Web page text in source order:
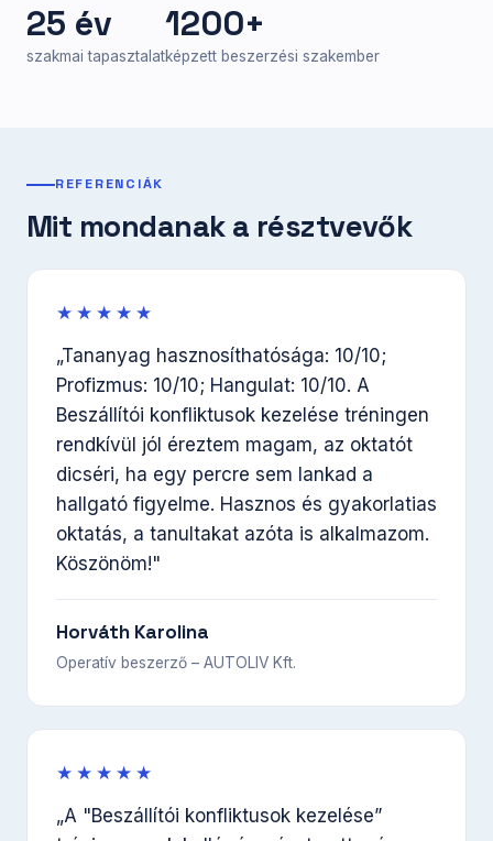
25 év
szakmai tapasztalat
1200+
képzett beszerzési szakember
REFERENCIÁK
Mit mondanak a résztvevők
★★★★★
„Tananyag hasznosíthatósága: 10/10;
Profizmus: 10/10; Hangulat: 10/10. A
Beszállítói konfliktusok kezelése tréningen
rendkívül jól éreztem magam, az oktatót
dicséri, ha egy percre sem lankad a
hallgató figyelme. Hasznos és gyakorlatias
oktatás, a tanultakat azóta is alkalmazom.
Köszönöm!"
Horváth Karolina
Operatív beszerző – AUTOLIV Kft.
★★★★★
„A "Beszállítói konfliktusok kezelése”